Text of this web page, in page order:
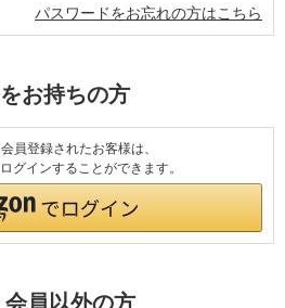
パスワードをお忘れの方はこちら
お持ちの方
員登録されたお客様は、
グインすることができます。
員以外の方